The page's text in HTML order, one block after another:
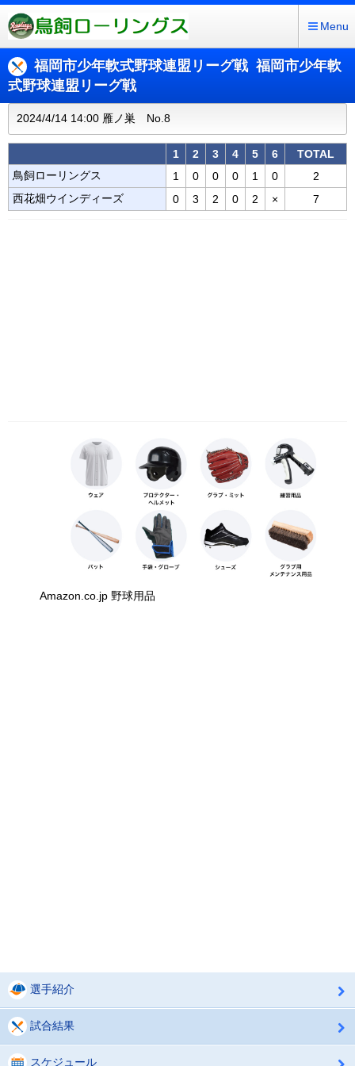
Menu
福岡市少年軟式野球連盟リーグ戦 福岡市少年軟
式野球連盟リーグ戦
2024/4/14 14:00 雁ノ巣 No.8
1 2 3 4 5 6
TOTAL
鳥飼ローリングス
1 0 0 0 1 0
2
西花畑ウインディーズ
0 3 2 0 2 × 7
Amazon.co.jp 野球用品
選手紹介
試合結果
スケジュール